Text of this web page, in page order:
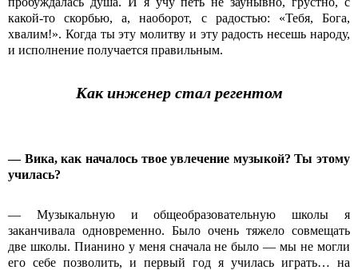
какой-то скорбью, а, наоборот, с радостью: «Тебя, Бога,
хвалим!». Когда ты эту молитву и эту радость несешь народу,
и исполнение получается правильным.
Как инженер стал регентом
— Вика, как началось твое увлечение музыкой? Ты этому
училась?
— Музыкальную и общеобразовательную школы я
заканчивала одновременно. Было очень тяжело совмещать
две школы. Пианино у меня сначала не было — мы не могли
его себе позволить, и первый год я училась играть… на